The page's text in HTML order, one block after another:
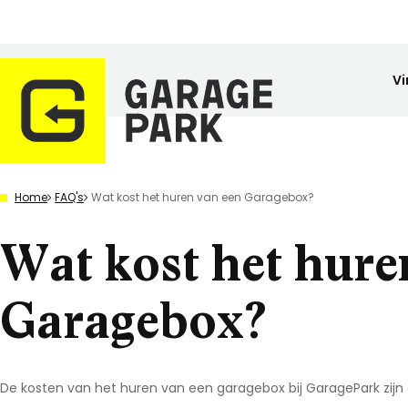
Bekijk alle locaties
Park bezichtigen
Top locaties
Drenthe
Flevoland
Friesland
Groningen
Opslagruimte
Wij zijn GaragePark
Home FAQ's Wat kost het huren van een Garagebox?
Wat kost het
Garagebox?
De kosten van het huren van een garagebox bij GaragePark